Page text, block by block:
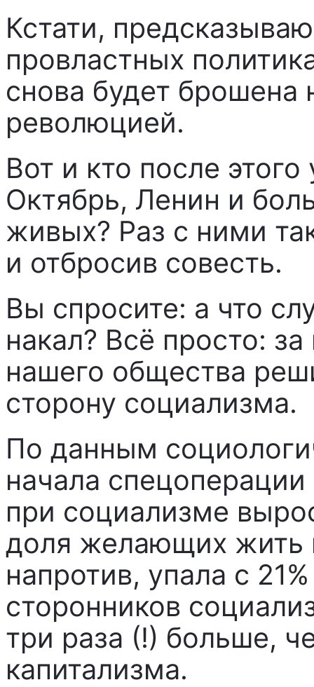
Кстати,
провластных
снова будет
революцией.
Вот и кто после
Октябрь, Ленин и
живых? Раз с ними
и отбросив совесть.
Вы спросите: а что
накал? Всё просто:
нашего общества
сторону социализма.
По данным
начала
при социализме
доля желающих жить
напротив, упала с
сторонников
три раза (!) больше,
капитализма.